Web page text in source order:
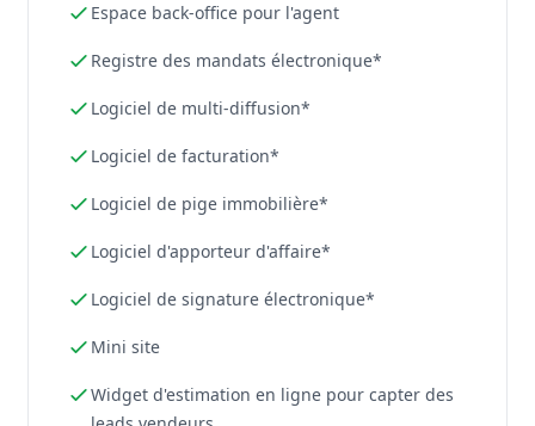
Espace back-office pour l'agent
Registre des mandats électronique*
Logiciel de multi-diffusion*
Logiciel de facturation*
Logiciel de pige immobilière*
Logiciel d'apporteur d'affaire*
Logiciel de signature électronique*
Mini site
Widget d'estimation en ligne pour capter des